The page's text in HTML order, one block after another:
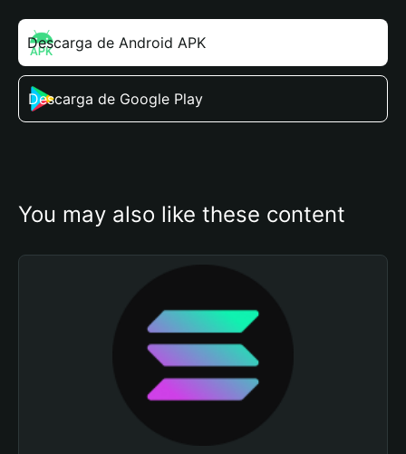
Descarga de Android APK
Descarga de Google Play
You may also like these content